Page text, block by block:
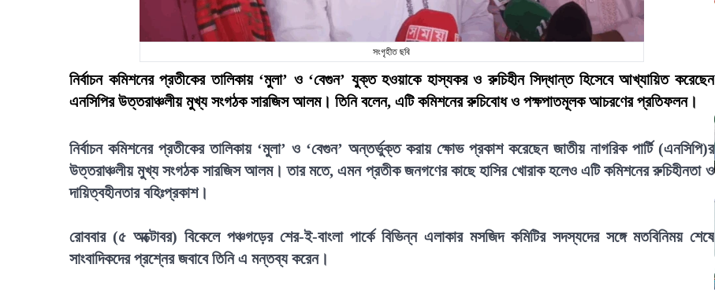
সংগৃহীত ছবি
নির্বাচন কমিশনের প্রতীকের তালিকায় ‘মুলা’ ও ‘বেগুন’ যুক্ত হওয়াকে হাস্যকর ও রুচিহীন সিদ্ধান্ত হিসেবে আখ্যায়িত করেছেন
এনসিপির উত্তরাঞ্চলীয় মুখ্য সংগঠক সারজিস আলম। তিনি বলেন, এটি কমিশনের রুচিবোধ ও পক্ষপাতমূলক আচরণের প্রতিফলন।
নির্বাচন কমিশনের প্রতীকের তালিকায় ‘মুলা’ ও ‘বেগুন’ অন্তর্ভুক্ত করায় ক্ষোভ প্রকাশ করেছেন জাতীয় নাগরিক পার্টি (এনসিপি)র
উত্তরাঞ্চলীয় মুখ্য সংগঠক সারজিস আলম। তার মতে, এমন প্রতীক জনগণের কাছে হাসির খোরাক হলেও এটি কমিশনের রুচিহীনতা ও
দায়িত্বহীনতার বহিঃপ্রকাশ।
রোববার (৫ অক্টোবর) বিকেলে পঞ্চগড়ের শের-ই-বাংলা পার্কে বিভিন্ন এলাকার মসজিদ কমিটির সদস্যদের সঙ্গে মতবিনিময় শেষে
সাংবাদিকদের প্রশ্নের জবাবে তিনি এ মন্তব্য করেন।